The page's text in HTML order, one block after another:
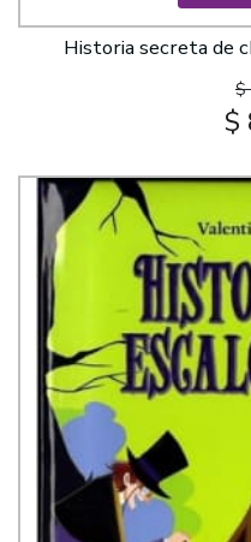
Historia secreta de
$
$